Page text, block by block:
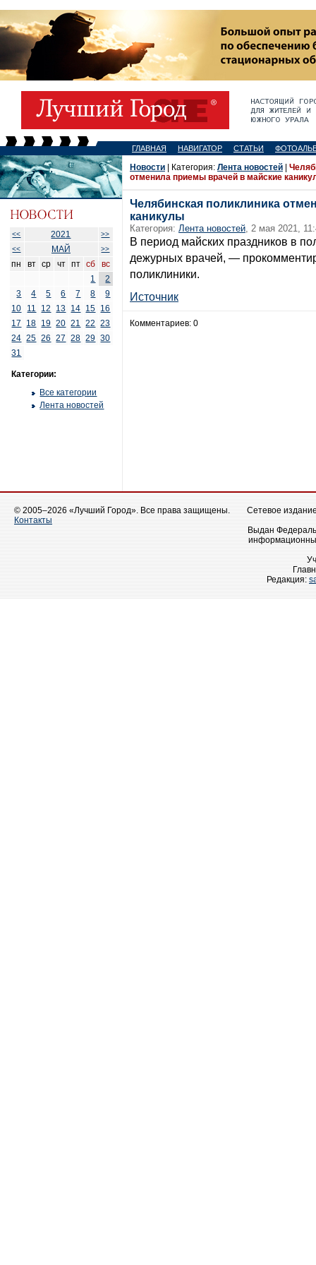
ГЛАВНАЯ НАВИГАТОР СТАТЬИ
<< 2021
>>
<<
МАЙ >>
пн вт ср чт пт сб
вс
1
2
3
4 5 6 7 8
9
10
11 12 13 14 15 16
17
18 19 20 21 22
23
24 25 26 27 28 29 30
31
Категории:
Все категории
Лента новостей
Новости | Категория: Лента новостей
отменила приемы врачей в майские
Челябинская поликлиника
каникулы
Категория: Лента новостей, 2 мая 2021,
В период майских праздников в
дежурных врачей, —
поликлиники.
Источник
Комментариев: 0
© 2005–2026 «Лучший Город». Все права защищены.
Контакты
Сетевое
Выдан
Редакция: